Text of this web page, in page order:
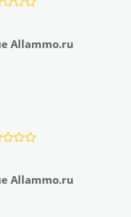
Allammo.ru
Allammo.ru